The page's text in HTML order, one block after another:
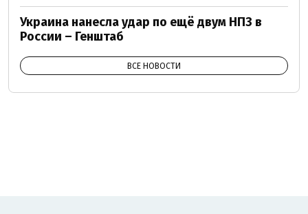
Украина нанесла удар по ещё двум НПЗ в
России – Генштаб
ВСЕ НОВОСТИ